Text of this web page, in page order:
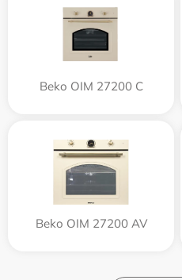
Beko OIM 27200 C
Beko OIM 27200 AV